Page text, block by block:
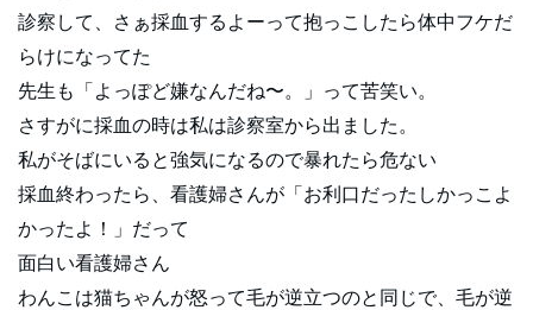
診察して、さぁ採血するよーって抱っこしたら体中フケだ
らけになってた
先生も「よっぽど嫌なんだね〜。」って苦笑い。
さすがに採血の時は私は診察室から出ました。
私がそばにいると強気になるので暴れたら危ない
採血終わったら、看護婦さんが「お利口だったしかっこよ
かったよ！」だって
面白い看護婦さん
わんこは猫ちゃんが怒って毛が逆立つのと同じで、毛が逆